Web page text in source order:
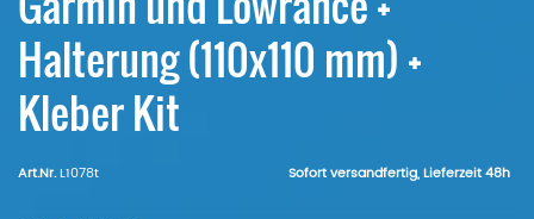
Halterung (110x110 mm) +
Kleber Kit
Art.Nr.L1078t Sofort versandfertig, Lieferzeit 48h